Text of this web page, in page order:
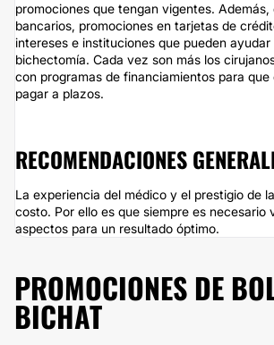
promociones que tengan vigentes.
bancarios, promociones en tarjetas de
intereses e instituciones que pueden
bichectomía. Cada vez son más los
con programas de financiamientos para que
pagar a plazos.
RECOMENDACIONES
La experiencia del médico y el prestigio de
costo. Por ello es que siempre es necesario
aspectos para un resultado óptimo.
PROMOCIONES DE
BICHAT